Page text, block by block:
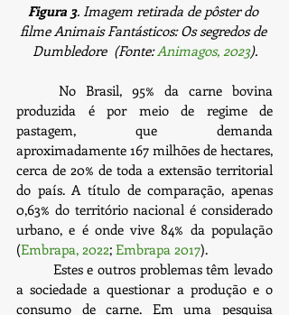
Figura 3. Imagem retirada de pôster do
filme Animais Fantásticos: Os segredos de
Dumbledore  (Fonte: Animagos, 2023).
produzida é por meio de regime de
pastagem, que demanda
aproximadamente 167 milhões de hectares,
cerca de 20% de toda a extensão territorial
do país. A título de comparação, apenas
0,63% do território nacional é considerado
urbano, e é onde vive 84% da população
(Embrapa, 2022; Embrapa 2017).
a sociedade a questionar a produção e o
consumo de carne. Em uma pesquisa